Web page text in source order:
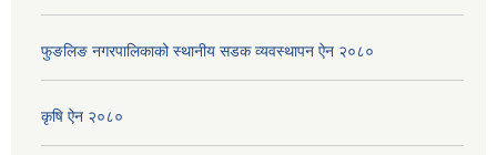
फुङलिङ नगरपालिकाको स्थानीय सडक व्यवस्थापन ऐन २०८०
कृषि ऐन २०८०